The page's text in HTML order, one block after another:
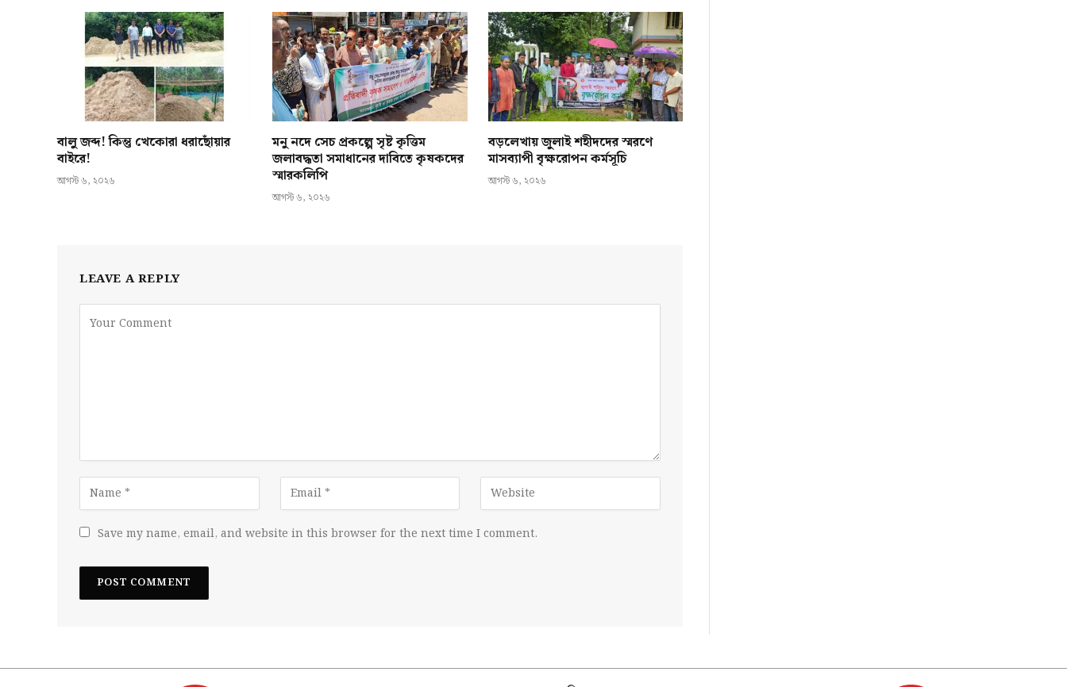
বালু জব্দ! কিন্তু খেকোরা ধরাছোঁয়ার
বাইরে!
আগস্ট ৬, ২০২৬
মনু নদে সেচ প্রকল্পে সৃষ্ট কৃত্তিম
জলাবদ্ধতা সমাধানের দাবিতে কৃষকদের
স্মারকলিপি
আগস্ট ৬, ২০২৬
বড়লেখায় জুলাই শহীদদের স্মরণে
মাসব্যাপী বৃক্ষরোপন কর্মসূচি
আগস্ট ৬, ২০২৬
LEAVE A REPLY
Save my name, email, and website in this browser for the next time I comment.